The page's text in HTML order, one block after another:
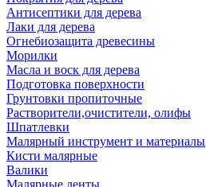
Антисептики для дерева
Лаки для дерева
Огнебиозащита древесины
Морилки
Масла и воск для дерева
Подготовка поверхности
Грунтовки пропиточные
Растворители,очистители, олифы
Шпатлевки
Малярный инструмент и материалы
Кисти малярные
Валики
Малярные ленты